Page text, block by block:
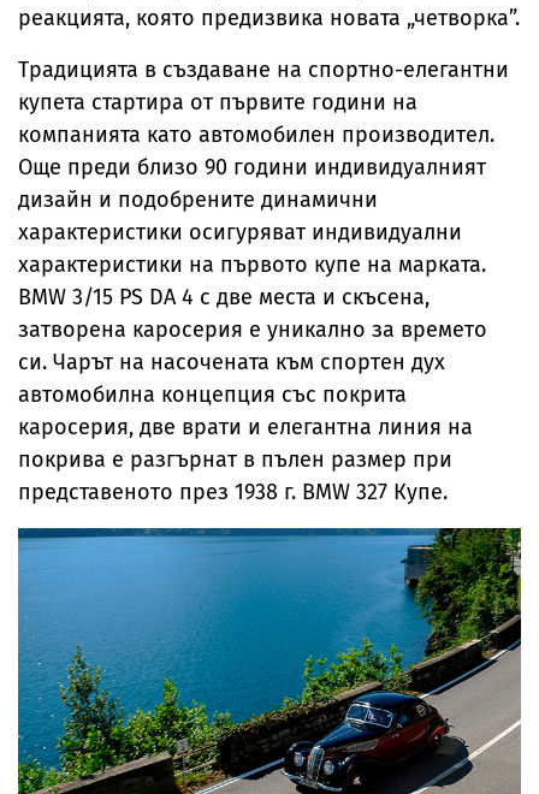
реакцията, която предизвика новата „четворка”.
Традицията в създаване на спортно-елегантни
купета стартира от първите години на
компанията като автомобилен производител.
Още преди близо 90 години индивидуалният
дизайн и подобрените динамични
характеристики осигуряват индивидуални
характеристики на първото купе на марката.
BMW 3/15 PS DA 4 с две места и скъсена,
затворена каросерия е уникално за времето
си. Чарът на насочената към спортен дух
автомобилна концепция със покрита
каросерия, две врати и елегантна линия на
покрива е разгърнат в пълен размер при
представеното през 1938 г. BMW 327 Купе.